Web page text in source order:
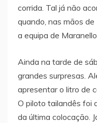
corrida. Tal já não
quando, nas mãos de
a equipa de
Ainda na tarde de
grandes surpresas.
apresentar o litro de
O piloto tailandês foi
da última colocação.